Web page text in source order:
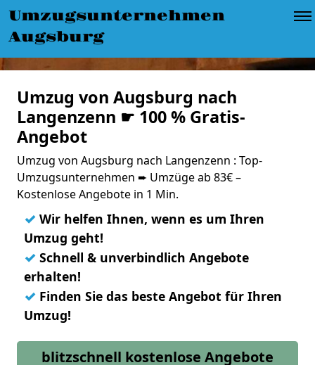
Umzugsunternehmen
Augsburg
Umzug von Augsburg nach
Langenzenn ☛ 100 % Gratis-
Angebot
Umzug von Augsburg nach Langenzenn : Top-
Umzugsunternehmen ➨ Umzüge ab 83€ –
Kostenlose Angebote in 1 Min.
✓ Wir helfen Ihnen, wenn es um Ihren
Umzug geht!
✓ Schnell & unverbindlich Angebote
erhalten!
✓ Finden Sie das beste Angebot für Ihren
Umzug!
blitzschnell kostenlose Angebote